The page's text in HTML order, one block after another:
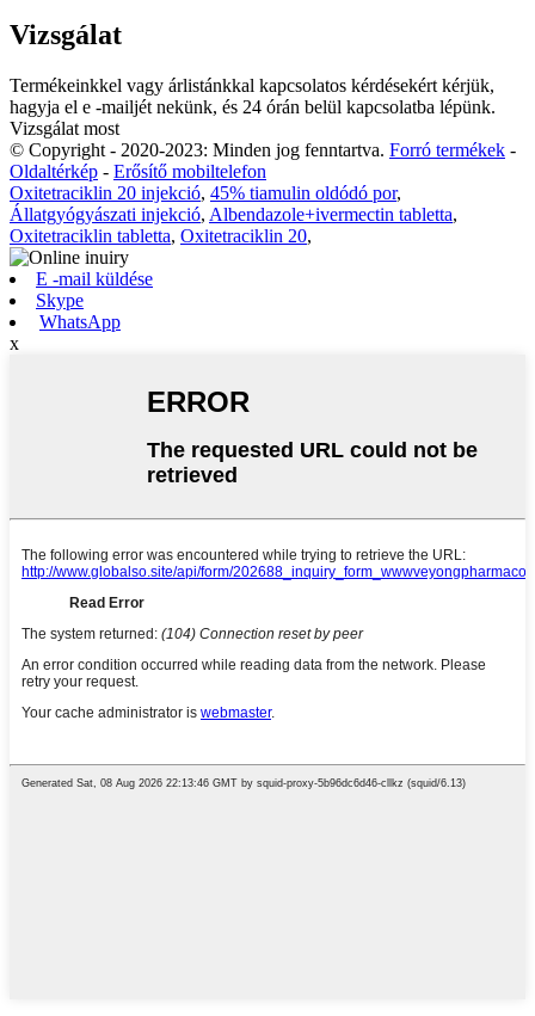
Vizsgálat
Termékeinkkel vagy árlistánkkal kapcsolatos kérdésekért kérjük,
hagyja el e -mailjét nekünk, és 24 órán belül kapcsolatba lépünk.
Vizsgálat most
© Copyright - 2020-2023: Minden jog fenntartva. Forró termékek -
Oldaltérkép - Erősítő mobiltelefon
Oxitetraciklin 20 injekció, 45% tiamulin oldódó por,
Állatgyógyászati ​​injekció, Albendazole+ivermectin tabletta,
Oxitetraciklin tabletta, Oxitetraciklin 20,
E -mail küldése
Skype
WhatsApp
x